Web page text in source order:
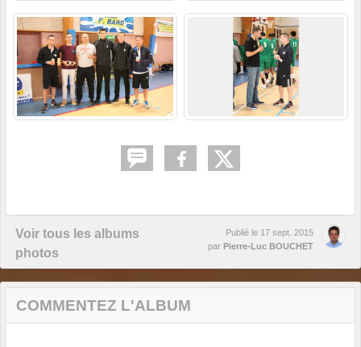
Voir tous les albums
photos
Publié le 17 sept. 2015
par Pierre-Luc BOUCHET
COMMENTEZ L'ALBUM